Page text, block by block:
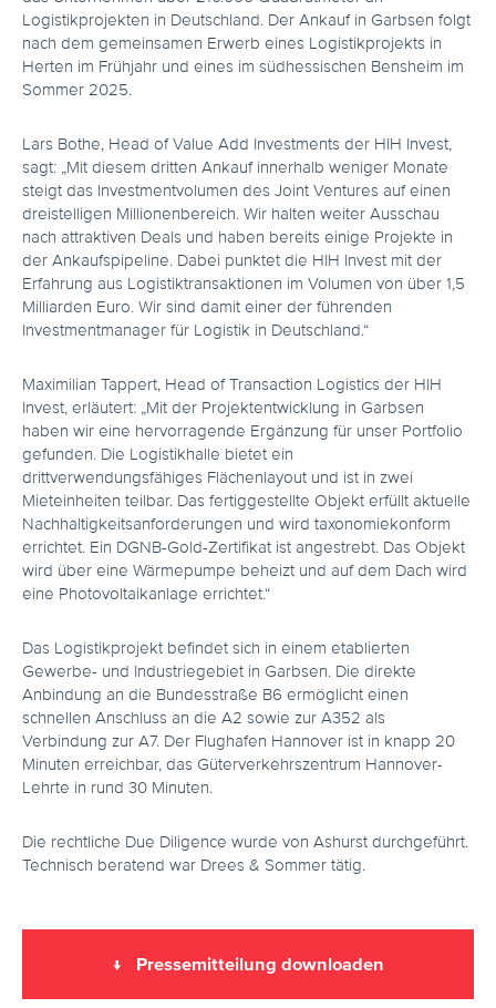
Logistikprojekten in Deutschland. Der Ankauf in Garbsen folgt
nach dem gemeinsamen Erwerb eines Logistikprojekts in
Herten im Frühjahr und eines im südhessischen Bensheim im
Sommer 2025.
Lars Bothe, Head of Value Add Investments der HIH Invest,
sagt: „Mit diesem dritten Ankauf innerhalb weniger Monate
steigt das Investmentvolumen des Joint Ventures auf einen
dreistelligen Millionenbereich. Wir halten weiter Ausschau
nach attraktiven Deals und haben bereits einige Projekte in
der Ankaufspipeline. Dabei punktet die HIH Invest mit der
Erfahrung aus Logistiktransaktionen im Volumen von über 1,5
Milliarden Euro. Wir sind damit einer der führenden
Investmentmanager für Logistik in Deutschland.“
Maximilian Tappert, Head of Transaction Logistics der HIH
Invest, erläutert: „Mit der Projektentwicklung in Garbsen
haben wir eine hervorragende Ergänzung für unser Portfolio
gefunden. Die Logistikhalle bietet ein
drittverwendungsfähiges Flächenlayout und ist in zwei
Mieteinheiten teilbar. Das fertiggestellte Objekt erfüllt aktuelle
Nachhaltigkeitsanforderungen und wird taxonomiekonform
errichtet. Ein DGNB-Gold-Zertifikat ist angestrebt. Das Objekt
wird über eine Wärmepumpe beheizt und auf dem Dach wird
eine Photovoltaikanlage errichtet.“
Das Logistikprojekt befindet sich in einem etablierten
Gewerbe- und Industriegebiet in Garbsen. Die direkte
Anbindung an die Bundesstraße B6 ermöglicht einen
schnellen Anschluss an die A2 sowie zur A352 als
Verbindung zur A7. Der Flughafen Hannover ist in knapp 20
Minuten erreichbar, das Güterverkehrszentrum Hannover-
Lehrte in rund 30 Minuten.
Die rechtliche Due Diligence wurde von Ashurst durchgeführt.
Technisch beratend war Drees & Sommer tätig.
↓ Pressemitteilung downloaden